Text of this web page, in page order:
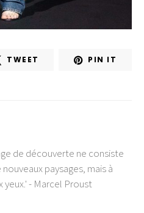
TWEET PIN IT
de découverte ne consiste
paysages, mais à
yeux.' - Marcel Proust